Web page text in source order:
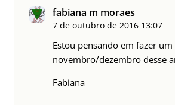
fabiana m moraes
7 de outubro de 2016 13:07
Estou pensando em fazer
novembro/dezembro desse
Fabiana